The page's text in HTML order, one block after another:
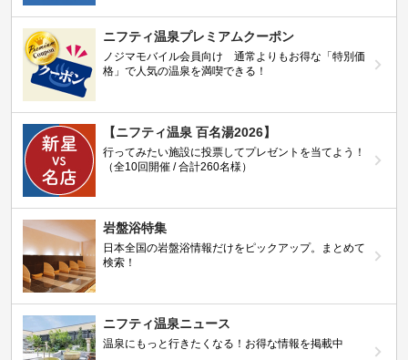
ニフティ温泉プレミアムクーポン
ノジマモバイル会員向け 通常よりもお得な「特別価
格」で人気の温泉を満喫できる！
【ニフティ温泉 百名湯2026】
行ってみたい施設に投票してプレゼントを当てよう！
（全10回開催 / 合計260名様）
岩盤浴特集
日本全国の岩盤浴情報だけをピックアップ。まとめて
検索！
ニフティ温泉ニュース
温泉にもっと行きたくなる！お得な情報を掲載中